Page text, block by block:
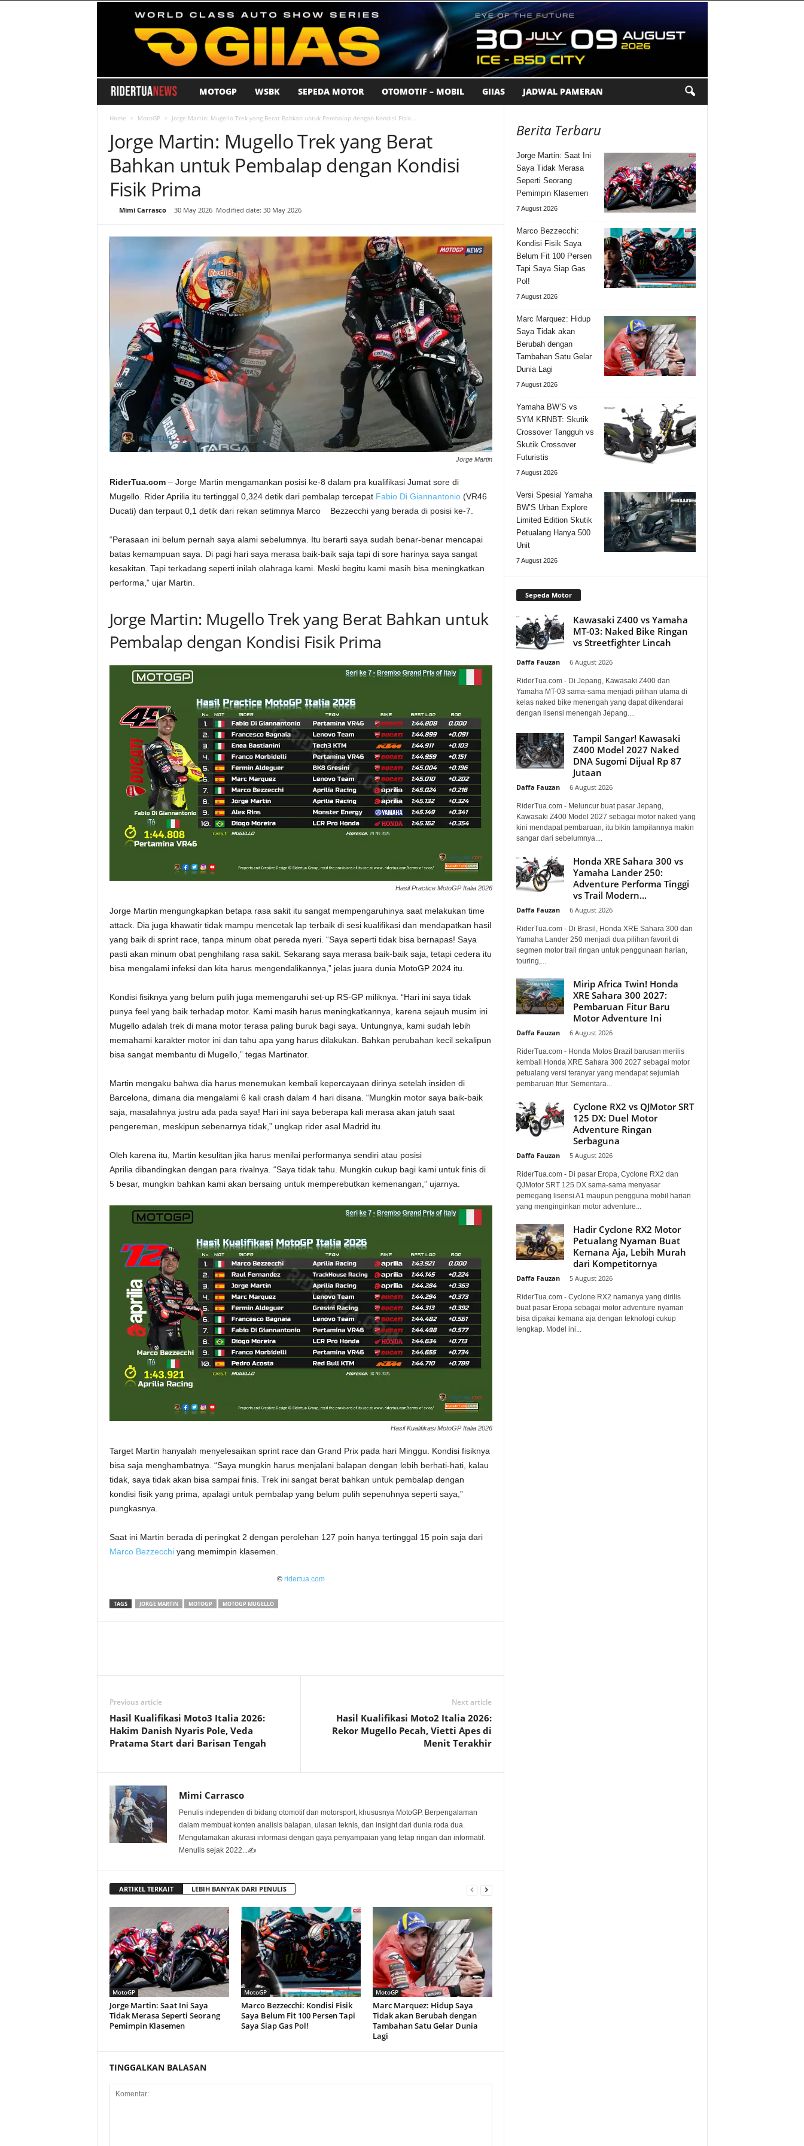
i
r
T
a
.
c
o
m
MOTOGP WSBK SEPEDA MOTOR OTOMOTIF – MOBIL GIIAS JADWAL PAMERAN
Home MotoGP Jorge Martin: Mugello Trek yang Berat Bahkan untuk Pembalap dengan Kondisi Fisik...
Jorge Martin: Mugello Trek yang Berat
Bahkan untuk Pembalap dengan Kondisi
Fisik Prima
Mimi Carrasco- 30 May 2026 Modified date: 30 May 2026
Jorge Martin
RiderTua.com – Jorge Martin mengamankan posisi ke-8 dalam pra kualifikasi Jumat sore di
Mugello. Rider Aprilia itu tertinggal 0,324 detik dari pembalap tercepat Fabio Di Giannantonio(VR46
Ducati) dan terpaut 0,1 detik dari rekan setimnya Marco Bezzecchi yang berada di posisi ke-7.
“Perasaan ini belum pernah saya alami sebelumnya. Itu berarti saya sudah benar-benar mencapai
batas kemampuan saya. Di pagi hari saya merasa baik-baik saja tapi di sore harinya saya sangat
kesakitan. Tapi terkadang seperti inilah olahraga kami. Meski begitu kami masih bisa meningkatkan
performa,” ujar Martin.
Jorge Martin: Mugello Trek yang Berat Bahkan untuk
Pembalap dengan Kondisi Fisik Prima
Hasil Practice MotoGP Italia 2026
Jorge Martin mengungkapkan betapa rasa sakit itu sangat mempengaruhinya saat melakukan time
attack. Dia juga khawatir tidak mampu mencetak lap terbaik di sesi kualifikasi dan mendapatkan hasil
yang baik di sprint race, tanpa minum obat pereda nyeri. “Saya seperti tidak bisa bernapas! Saya
pasti akan minum obat penghilang rasa sakit. Sekarang saya merasa baik-baik saja, tetapi cedera itu
bisa mengalami infeksi dan kita harus mengendalikannya,” jelas juara dunia MotoGP 2024 itu.
Kondisi fisiknya yang belum pulih juga memengaruhi set-up RS-GP miliknya. “Hari ini saya tidak
punya feel yang baik terhadap motor. Kami masih harus meningkatkannya, karena sejauh musim ini
Mugello adalah trek di mana motor terasa paling buruk bagi saya. Untungnya, kami sudah lebih
memahami karakter motor ini dan tahu apa yang harus dilakukan. Bahkan perubahan kecil sekalipun
bisa sangat membantu di Mugello,” tegas Martinator.
Martin mengaku bahwa dia harus menemukan kembali kepercayaan dirinya setelah insiden di
Barcelona, dimana dia mengalami 6 kali crash dalam 4 hari disana. “Mungkin motor saya baik-baik
saja, masalahnya justru ada pada saya! Hari ini saya beberapa kali merasa akan jatuh saat
pengereman, meskipun sebenarnya tidak,” ungkap rider asal Madrid itu.
Oleh karena itu, Martin kesulitan jika harus menilai performanya sendiri atau posisi
Aprilia dibandingkan dengan para rivalnya. “Saya tidak tahu. Mungkin cukup bagi kami untuk finis di
5 besar, mungkin bahkan kami akan bersaing untuk memperebutkan kemenangan,” ujarnya.
Hasil Kualifikasi MotoGP Italia 2026
Target Martin hanyalah menyelesaikan sprint race dan Grand Prix pada hari Minggu. Kondisi fisiknya
bisa saja menghambatnya. “Saya mungkin harus menjalani balapan dengan lebih berhati-hati, kalau
tidak, saya tidak akan bisa sampai finis. Trek ini sangat berat bahkan untuk pembalap dengan
kondisi fisik yang prima, apalagi untuk pembalap yang belum pulih sepenuhnya seperti saya,”
pungkasnya.
Saat ini Martin berada di peringkat 2 dengan perolehan 127 poin hanya tertinggal 15 poin saja dari
Marco Bezzecchiyang memimpin klasemen.
© ridertua.com
TAGS JORGE MARTIN MOTOGP MOTOGP MUGELLO
Previous article
Hasil Kualifikasi Moto3 Italia 2026:
Hakim Danish Nyaris Pole, Veda
Pratama Start dari Barisan Tengah
Next article
Hasil Kualifikasi Moto2 Italia 2026:
Rekor Mugello Pecah, Vietti Apes di
Menit Terakhir
Mimi Carrasco
Penulis independen di bidang otomotif dan motorsport, khususnya MotoGP. Berpengalaman
dalam membuat konten analisis balapan, ulasan teknis, dan insight dari dunia roda dua.
Mengutamakan akurasi informasi dengan gaya penyampaian yang tetap ringan dan informatif.
Menulis sejak 2022...✍️
ARTIKEL TERKAIT LEBIH BANYAK DARI PENULIS
MotoGP
Jorge Martin: Saat Ini Saya
Tidak Merasa Seperti Seorang
Pemimpin Klasemen
MotoGP
Marco Bezzecchi: Kondisi Fisik
Saya Belum Fit 100 Persen Tapi
Saya Siap Gas Pol!
MotoGP
Marc Marquez: Hidup Saya
Tidak akan Berubah dengan
Tambahan Satu Gelar Dunia
Lagi
TINGGALKAN BALASAN
Berita Terbaru
Jorge Martin: Saat Ini
Saya Tidak Merasa
Seperti Seorang
Pemimpin Klasemen
7 August 2026
Marco Bezzecchi:
Kondisi Fisik Saya
Belum Fit 100 Persen
Tapi Saya Siap Gas
Pol!
7 August 2026
Marc Marquez: Hidup
Saya Tidak akan
Berubah dengan
Tambahan Satu Gelar
Dunia Lagi
7 August 2026
Yamaha BW’S vs
SYM KRNBT: Skutik
Crossover Tangguh vs
Skutik Crossover
Futuristis
7 August 2026
Versi Spesial Yamaha
BW’S Urban Explore
Limited Edition Skutik
Petualang Hanya 500
Unit
7 August 2026
Sepeda Motor
Kawasaki Z400 vs Yamaha
MT-03: Naked Bike Ringan
vs Streetfighter Lincah
Daffa Fauzan 6 August 2026
RiderTua.com - Di Jepang, Kawasaki Z400 dan
Yamaha MT-03 sama-sama menjadi pilihan utama di
kelas naked bike menengah yang dapat dikendarai
dengan lisensi menengah Jepang....
Tampil Sangar! Kawasaki
Z400 Model 2027 Naked
DNA Sugomi Dijual Rp 87
Jutaan
Daffa Fauzan 6 August 2026
RiderTua.com - Meluncur buat pasar Jepang,
Kawasaki Z400 Model 2027 sebagai motor naked yang
kini mendapat pembaruan, itu bikin tampilannya makin
sangar dari sebelumnya....
Honda XRE Sahara 300 vs
Yamaha Lander 250:
Adventure Performa Tinggi
vs Trail Modern...
Daffa Fauzan 6 August 2026
RiderTua.com - Di Brasil, Honda XRE Sahara 300 dan
Yamaha Lander 250 menjadi dua pilihan favorit di
segmen motor trail ringan untuk penggunaan harian,
touring,...
Mirip Africa Twin! Honda
XRE Sahara 300 2027:
Pembaruan Fitur Baru
Motor Adventure Ini
Daffa Fauzan 6 August 2026
RiderTua.com - Honda Motos Brazil barusan merilis
kembali Honda XRE Sahara 300 2027 sebagai motor
petualang versi teranyar yang mendapat sejumlah
pembaruan fitur. Sementara...
Cyclone RX2 vs QJMotor SRT
125 DX: Duel Motor
Adventure Ringan
Serbaguna
Daffa Fauzan 5 August 2026
RiderTua.com - Di pasar Eropa, Cyclone RX2 dan
QJMotor SRT 125 DX sama-sama menyasar
pemegang lisensi A1 maupun pengguna mobil harian
yang menginginkan motor adventure...
Hadir Cyclone RX2 Motor
Petualang Nyaman Buat
Kemana Aja, Lebih Murah
dari Kompetitornya
Daffa Fauzan 5 August 2026
RiderTua.com - Cyclone RX2 namanya yang dirilis
buat pasar Eropa sebagai motor adventure nyaman
bisa dipakai kemana aja dengan teknologi cukup
lengkap. Model ini...